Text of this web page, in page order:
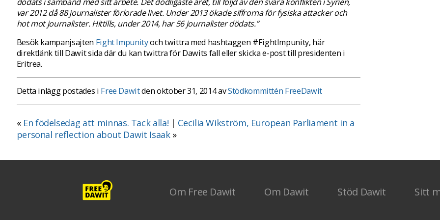
var 2012 då 88 journalister förlorade livet. Under 2013 ökade siffrorna för fysiska attacker och
hot mot journalister. Hittills, under 2014, har 56 journalister dödats.”
Besök kampanjsajten Fight Impunityoch twittra med hashtaggen #FightImpunity, här
direktlänk till Dawit sida där du kan twittra för Dawits fall eller skicka e-post till presidenten i
Eritrea.
Detta inlägg postades i Free Dawitden oktober 31, 2014 avStödkommittén FreeDawit
« En födelsedag att minnas. Tack alla! | Cecilia Wikström, European Parliament in a
personal reflection about Dawit Isaak»
Om Free Dawit Om Dawit Stöd Dawit Sitt